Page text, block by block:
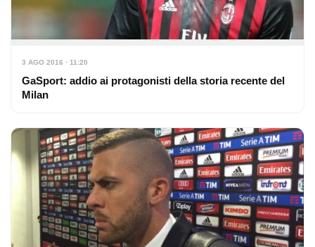
3 AGO 2016 · 11:20
GaSport: addio ai protagonisti della storia recente del
Milan